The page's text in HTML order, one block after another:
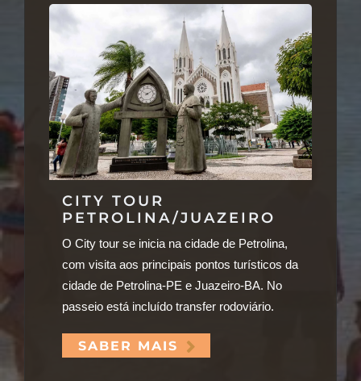
CITY TOUR
PETROLINA/JUAZEIRO
O City tour se inicia na cidade de Petrolina,
com visita aos principais pontos turísticos da
cidade de Petrolina-PE e Juazeiro-BA. No
passeio está incluído transfer rodoviário.
SABER MAIS